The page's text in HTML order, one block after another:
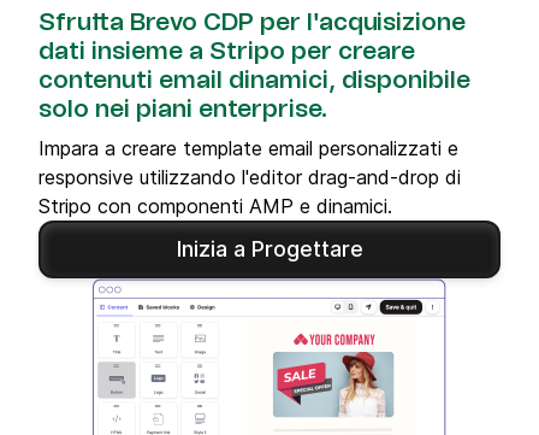
Sfrutta Brevo CDP per l'acquisizione
dati insieme a Stripo per creare
contenuti email dinamici, disponibile
solo nei piani enterprise.
Impara a creare template email personalizzati e
responsive utilizzando l'editor drag-and-drop di
Stripo con componenti AMP e dinamici.
Inizia a Progettare